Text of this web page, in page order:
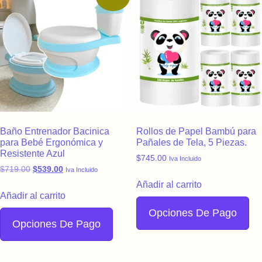
Baño Entrenador Bacinica
para Bebé Ergonómica y
Resistente Azul
$719.00 Original price was: $719.00.
$539.00Current price is: $539.00.
Iva Incluido
Añadir al carrito
Opciones De Pago
Rollos de Papel Bambú para
Pañales de Tela, 5 Piezas.
$745.00 Iva Incluido
Añadir al carrito
Opciones De Pago